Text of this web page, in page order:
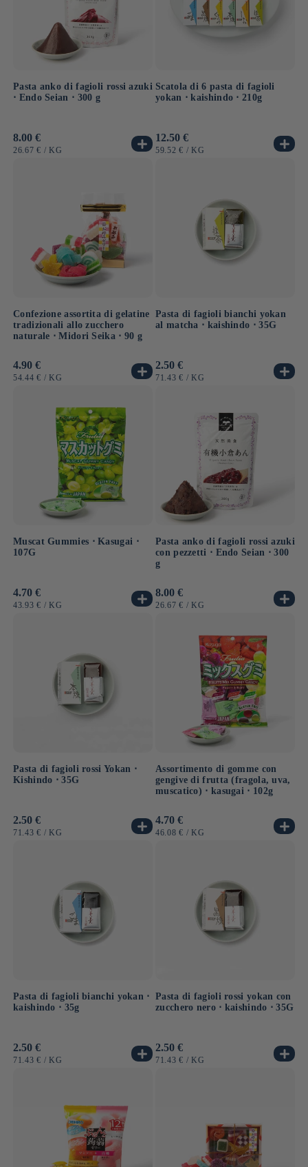
Pasta anko di fagioli rossi azuki
⋅ Endo Seian ⋅ 300 g
Prezzo
di
8.00 €
PREZZO
26.67 € / PER
KG
Scatola di 6 pasta di fagioli
yokan ⋅ kaishindo ⋅ 210g
Prezzo
di
12.50 €
PREZZO
59.52 € / PER
KG
Confezione assortita di gelatine
tradizionali allo zucchero
naturale ⋅ Midori Seika ⋅ 90 g
Prezzo
di
4.90 €
PREZZO
54.44 € / PER
KG
Pasta di fagioli bianchi yokan
al matcha ⋅ kaishindo ⋅ 35G
Prezzo
di
2.50 €
PREZZO
71.43 € / PER
KG
Muscat Gummies ⋅ Kasugai ⋅
107G
Prezzo
di
4.70 €
PREZZO
43.93 € / PER
KG
Pasta anko di fagioli rossi azuki
con pezzetti ⋅ Endo Seian ⋅ 300
g
Prezzo
di
8.00 €
PREZZO
26.67 € / PER
KG
Pasta di fagioli rossi Yokan ⋅
Kishindo ⋅ 35G
Prezzo
di
2.50 €
PREZZO
71.43 € / PER
KG
Assortimento di gomme con
gengive di frutta (fragola, uva,
muscatico) ⋅ kasugai ⋅ 102g
Prezzo
di
4.70 €
PREZZO
46.08 € / PER
KG
Pasta di fagioli bianchi yokan ⋅
kaishindo ⋅ 35g
Prezzo
di
2.50 €
PREZZO
71.43 € / PER
KG
Pasta di fagioli rossi yokan con
zucchero nero ⋅ kaishindo ⋅ 35G
Prezzo
di
2.50 €
PREZZO
71.43 € / PER
KG